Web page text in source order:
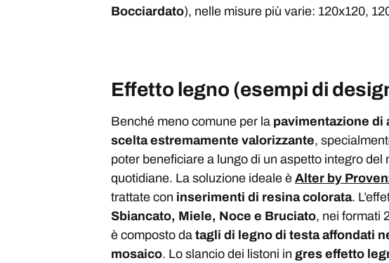
Bocciardato), nelle misure più varie: 120x120,
Effetto legno (esempi di
Benché meno comune per la pavimentazione di
scelta estremamente valorizzante,
poter beneficiare a lungo di un aspetto integro
quotidiane. La soluzione ideale è Alter by
trattate con inserimenti di resina colorata.
Sbiancato, Miele, Noce e Bruciato, nei formati
è composto da tagli di legno di testa affondati
mosaico. Lo slancio dei listoni in gres effetto